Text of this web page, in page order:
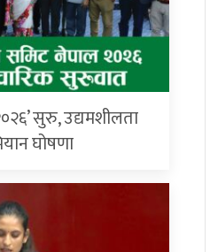
सुरु, उद्यमशीलता
घोषणा